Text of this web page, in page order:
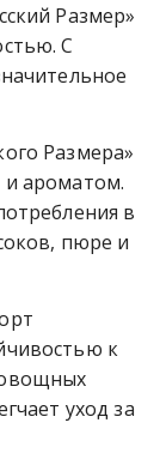
Размер»
С
Размера»
ароматом.
в
пюре и
к
уход за